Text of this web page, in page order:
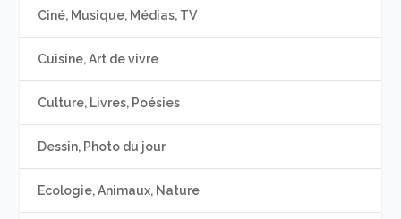
Ciné, Musique, Médias, TV
Cuisine, Art de vivre
Culture, Livres, Poésies
Dessin, Photo du jour
Ecologie, Animaux, Nature